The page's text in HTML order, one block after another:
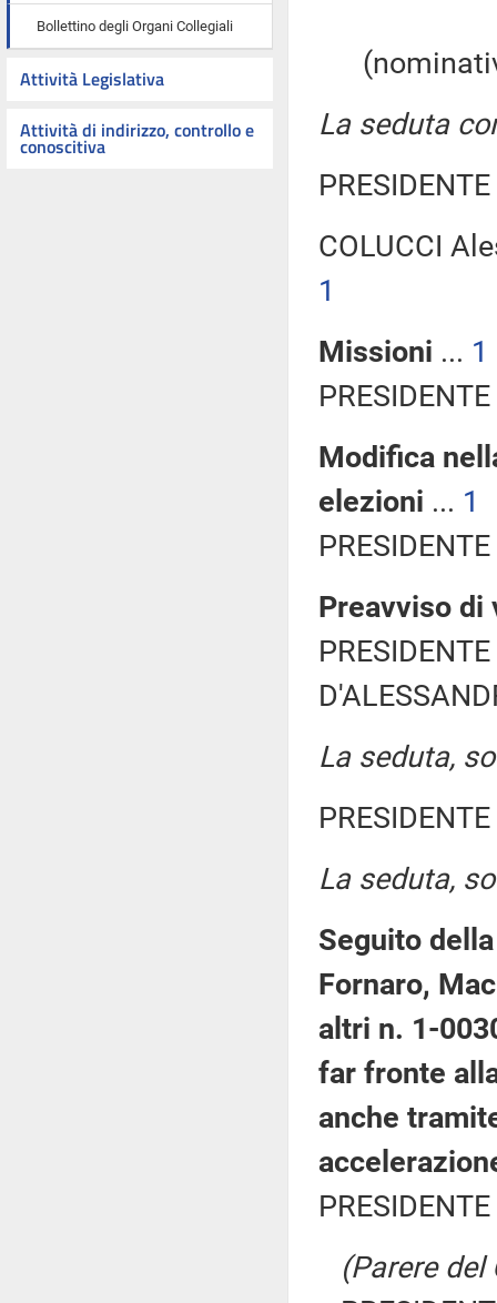
Bollettino degli Organi Collegiali
Attività Legislativa
Attività di indirizzo, controllo e
conoscitiva
La seduta
COLUCCI
1
Missioni ... 1
Modifica
elezioni ... 1
Preavviso di
La seduta,
La seduta,
Seguito
Fornaro,
altri n. 1-
far fronte
anche
(Parere del